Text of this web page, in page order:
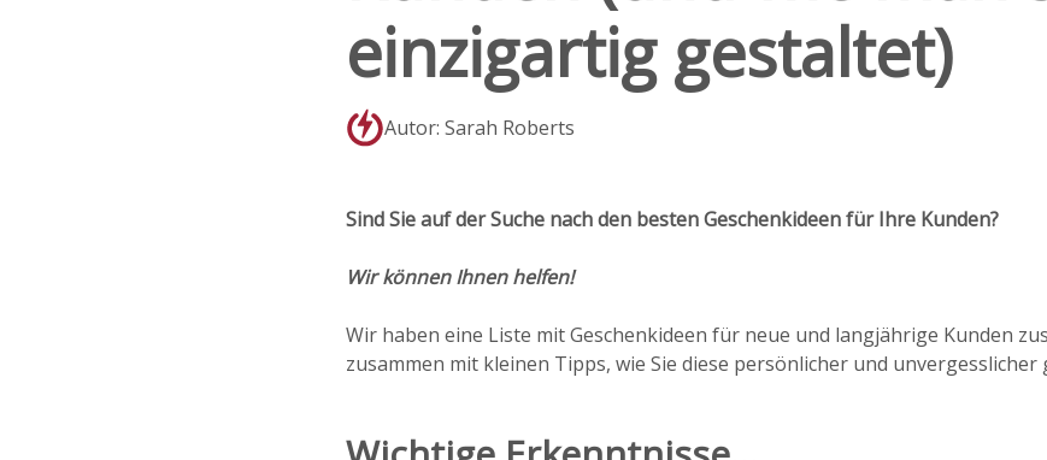
einzigartig gestaltet)
Autor: Sarah Roberts
Sind Sie auf der Suche nach den besten Geschenkideen für Ihre Kunden?
Wir können Ihnen helfen!
Wir haben eine Liste mit Geschenkideen für neue und langjährige Kunden
zusammen mit kleinen Tipps, wie Sie diese persönlicher und